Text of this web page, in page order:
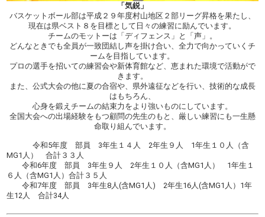
「気鋭」
バスケットボール部は平成２９年度村山地区２部リーグ昇格を果たし、
現在は県ベスト８を目標として日々の練習に励んでいます。
チームのモットーは「ディフェンス」と「声」。
どんなときでも全員が一致団結し声を掛け合い、全力で向かっていくチ
ームを目指しています。
プロの選手を招いての練習会や新体育館など、恵まれた環境で活動がで
きます。
また、公式大会の他に夏の合宿や、県外遠征などを行い、技術的な成長
はもちろん、
心身を鍛えチームの結束力をより強いものにしています。
全国大会への出場経験をもつ顧問の先生のもと、厳しい練習にも一生懸
命取り組んでいます。
令和5年度 部員 3年生１４人 2年生９人 1年生１０人（含
MG1人） 合計３３人
令和6年度 部員 3年生９人 2年生１０人（含MG1人） 1年生１
６人（含MG1人）合計３５人
令和7年度 部員 3年生8人(含MG1人) 2年生16人(含MG1人）1年
生12人 合計34人